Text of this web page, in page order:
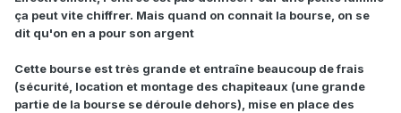
ça peut vite chiffrer. Mais quand on connait la bourse, on se
dit qu'on en a pour son argent
Cette bourse est très grande et entraîne beaucoup de frais
(sécurité, location et montage des chapiteaux (une grande
partie de la bourse se déroule dehors), mise en place des